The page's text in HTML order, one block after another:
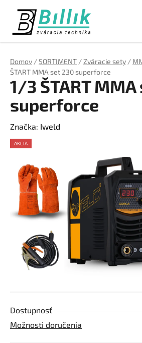
obsah
Domov /SORTIMENT / Zváracie sety /
ŠTART MMA set 230 superforce
Dostupnosť
Možnosti doručenia
1/3 ŠTART
superforce
Značka: Iweld
AKCIA